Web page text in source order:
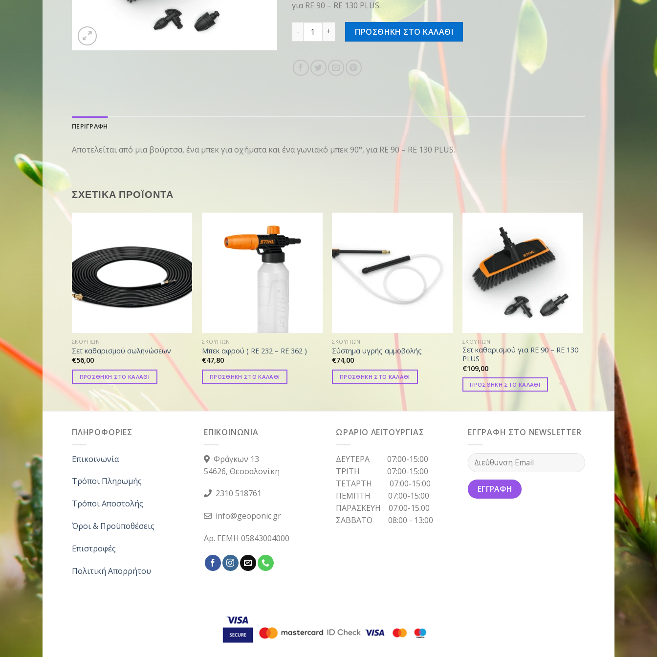
για RE 90 – RE 130 PLUS.
Σετ καθαρισμού οχημάτων ( RE 90 - RE 130 PLUS) ποσότητα
ΠΡΟΣΘΗΚΗ ΣΤΟ ΚΑΛΑΘΙ
ΠΕΡΙΓΡΑΦΗ
Αποτελείται από μια βούρτσα, ένα μπεκ για οχήματα και ένα γωνιακό μπεκ 90°, για RE 90 – RE 130 PLUS.
ΣΧΕΤΙΚΑ ΠΡΟΪΟΝΤΑ
ΣΚΟΥΠΩΝ
Σετ καθαρισμού σωληνώσεων
€56,00
ΠΡΟΣΘΗΚΗ ΣΤΟ ΚΑΛΑΘΙ
ΣΚΟΥΠΩΝ
Μπεκ αφρού ( RE 232 – RE 362 )
€47,80
ΠΡΟΣΘΗΚΗ ΣΤΟ ΚΑΛΑΘΙ
ΣΚΟΥΠΩΝ
Σύστημα υγρής αμμοβολής
€74,00
ΠΡΟΣΘΗΚΗ ΣΤΟ ΚΑΛΑΘΙ
ΣΚΟΥΠΩΝ
Σετ καθαρισμού για RE 90 – RE 130
PLUS
€109,00
ΠΡΟΣΘΗΚΗ ΣΤΟ ΚΑΛΑΘΙ
ΣΚΟΥΠΩΝ
ΠΡΟΣΘΗΚΗ ΣΤΟ
ΠΛΗΡΟΦΟΡΙΕΣ
Επικοινωνία
Τρόποι Πληρωμής
Τρόποι Αποστολής
Όροι & Προϋποθέσεις
Επιστροφές
Πολιτική Απορρήτου
ΕΠΙΚΟΙΝΩΝΙΑ
Φράγκων 13
54626, Θεσσαλονίκη
2310 518761
info@geoponic.gr
Αρ. ΓΕΜΗ 05843004000
ΩΡΑΡΙΟ ΛΕΙΤΟΥΡΓΙΑΣ
ΔΕΥΤΕΡΑ 07:00-15:00
ΤΡΙΤΗ 07:00-15:00
ΤΕΤΑΡΤΗ 07:00-15:00
ΠΕΜΠΤΗ 07:00-15:00
ΠΑΡΑΣΚΕΥΗ 07:00-15:00
ΣΑΒΒΑΤΟ 08:00 - 13:00
ΕΓΓΡΑΦΗ ΣΤΟ NEWSLETTER